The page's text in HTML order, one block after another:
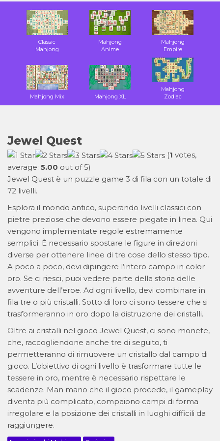
Classic
Mahjong
Mahjong
Anime
Mahjong
Empire
Mahjong Mix Mahjong XL
Mahjong
Zodiac
Jewel Quest
(1 votes,
average: 5.00 out of 5)
Jewel Quest è un puzzle game 3 di fila con un totale di
72 livelli.
Esplora il mondo antico, superando livelli classici con
pietre preziose che devono essere piegate in linea. Qui
vengono implementate regole estremamente
semplici. È necessario spostare le figure in direzioni
diverse per ottenere linee di tre cose dello stesso tipo.
A poco a poco, devi dipingere l’intero campo in color
oro. Se ci riesci, puoi vedere parte della storia delle
avventure dell’eroe. Ad ogni livello, devi combinare in
fila tre o più cristalli. Sotto di loro ci sono tessere che si
trasformeranno in oro dopo la distruzione dei cristalli.
Oltre ai cristalli nel gioco Jewel Quest, ci sono monete,
che, raccogliendone anche tre di seguito, ti
permetteranno di rimuovere un cristallo dal campo di
gioco. L’obiettivo di ogni livello è trasformare tutte le
tessere in oro, mentre è necessario rispettare le
scadenze. Man mano che il gioco procede, il gameplay
diventa più complicato, compaiono campi di forma
irregolare e la posizione dei cristalli in luoghi difficili da
raggiungere.